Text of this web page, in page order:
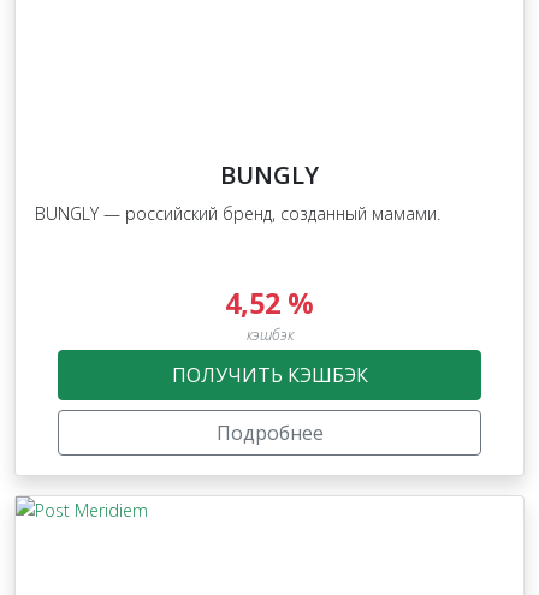
BUNGLY
BUNGLY — российский бренд, созданный мамами.
4,52 %
кэшбэк
ПОЛУЧИТЬ КЭШБЭК
Подробнее